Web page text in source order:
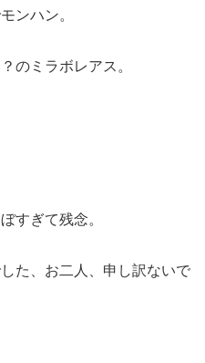
ンハン。
のミラボレアス。
すぎて残念。
た、お二人、申し訳ないで